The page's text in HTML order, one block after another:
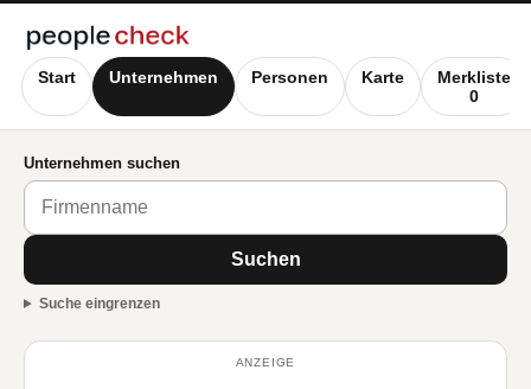
Start Unternehmen Personen Karte
Merkliste
0
Unternehmen suchen
Suchen
Suche eingrenzen
ANZEIGE